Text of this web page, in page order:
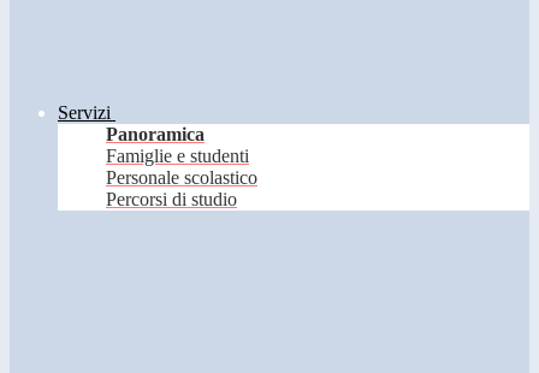
Servizi
Panoramica
Famiglie e studenti
Personale scolastico
Percorsi di studio